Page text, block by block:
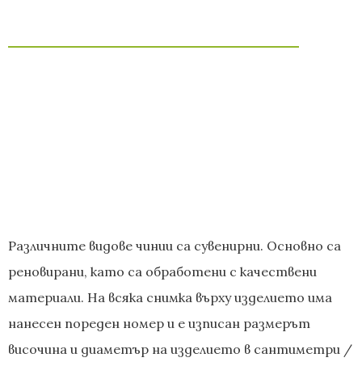
Различните видове чинии са сувенирни. Основно са
реновирани, като са обработени с качествени
материали. На всяка снимка върху изделието има
нанесен пореден номер и е изписан размерът
височина и диаметър на изделието в сантиметри /